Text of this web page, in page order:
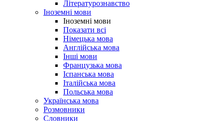
Літературознавство
Іноземні мови
Іноземні мови
Показати всі
Німецька мова
Англійська мова
Інші мови
Французька мова
Іспанська мова
Італійська мова
Польська мова
Українська мова
Розмовники
Словники